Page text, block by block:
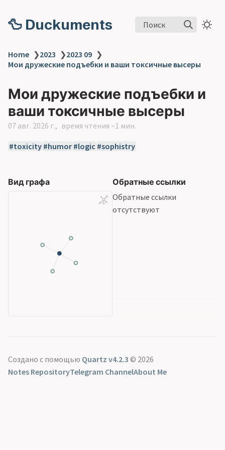
🦆 Duckuments Поиск
Home ❯2023 ❯2023 09 ❯
Мои дружеские подъебки и ваши токсичные высеры
Мои дружеские подъебки и
ваши токсичные высеры
07 авг. 2026 г. время чтения ~1 мин.
toxicity humor logic sophistry
Вид графа
Обратные ссылки
Обратные ссылки
отсутствуют
Создано с помощью Quartz v4.2.3 © 2026
Notes RepositoryTelegram ChannelAbout Me